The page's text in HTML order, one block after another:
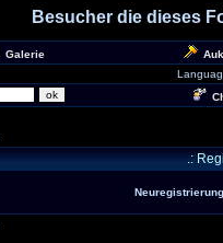
Besucher die dieses
Galerie
.: